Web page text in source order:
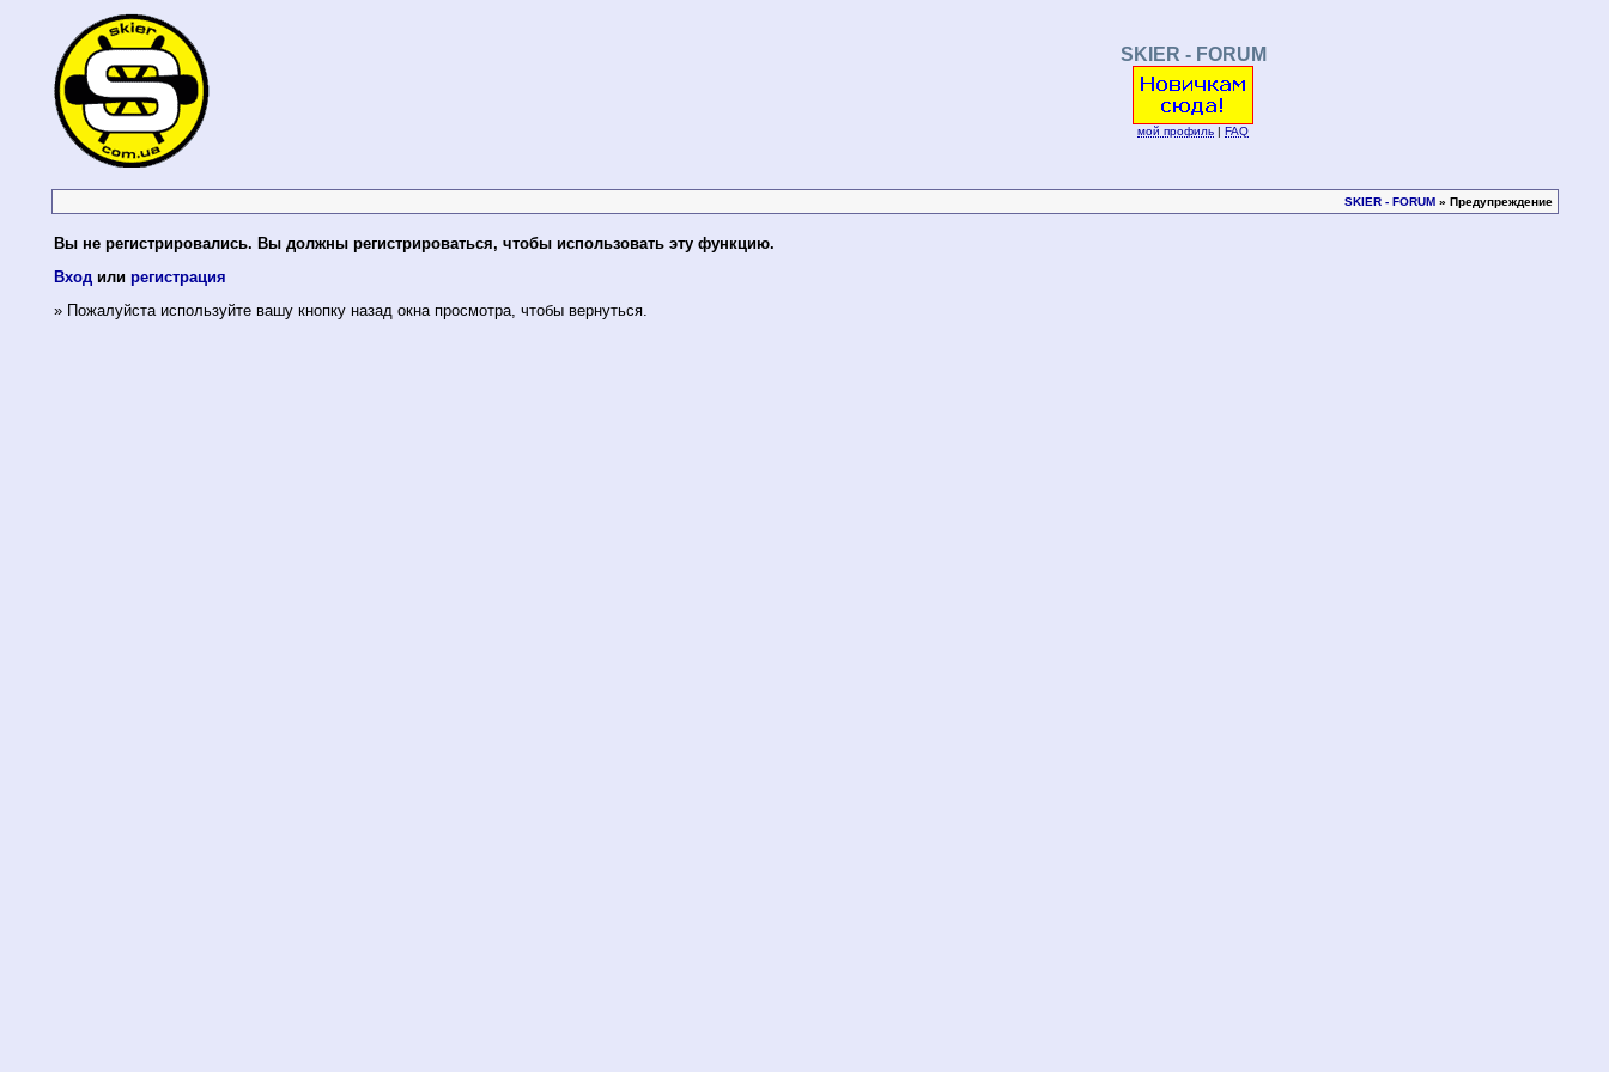
SKIER - FORUM
мой профиль | FAQ
SKIER - FORUM» Предупреждение
Вы не регистрировались. Вы должны регистрироваться, чтобы использовать эту функцию.
Входили регистрация
» Пожалуйста используйте вашу кнопку назад окна просмотра, чтобы вернуться.